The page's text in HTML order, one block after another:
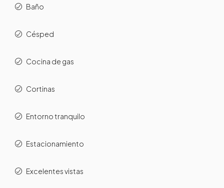
Baño
Césped
Cocina de gas
Cortinas
Entorno tranquilo
Estacionamiento
Excelentes vistas